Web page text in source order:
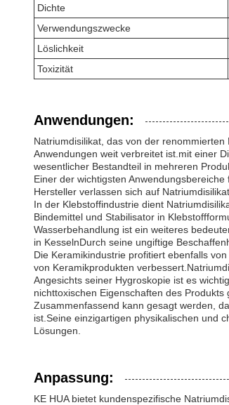
Dichte
Verwendungszwecke
Löslichkeit
Toxizität
Anwendungen:
Natriumdisilikat, das von der
Anwendungen weit verbreitet ist.mit einer
wesentlicher Bestandteil in mehreren
Einer der wichtigsten
Hersteller verlassen sich auf
In der Klebstoffindustrie dient
Bindemittel und Stabilisator in
Wasserbehandlung ist ein weiteres
in KesselnDurch seine ungiftige
Die Keramikindustrie profitiert ebenfalls
von Keramikprodukten
Angesichts seiner Hygroskopie ist es
nichttoxischen Eigenschaften des
Zusammenfassend kann gesagt werden,
ist.Seine einzigartigen physikalischen und
Lösungen.
Anpassung:
KE HUA bietet kundenspezifische